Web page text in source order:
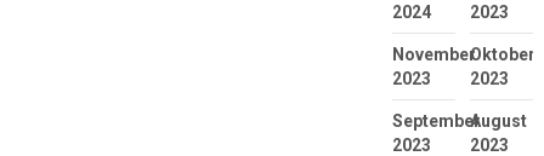
2024
2023
November
2023
Oktober
2023
September
2023
August
2023